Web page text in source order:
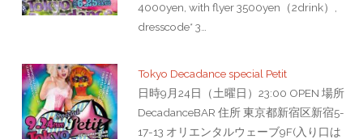
4000yen, with flyer 3500yen（2drink）,
dresscode* 3…
Tokyo Decadance special Petit
日時9月24日（土曜日）23:00 OPEN 場所
DecadanceBAR 住所 東京都新宿区新宿5-
17-13 オリエンタルウェーブ9F(入り口は